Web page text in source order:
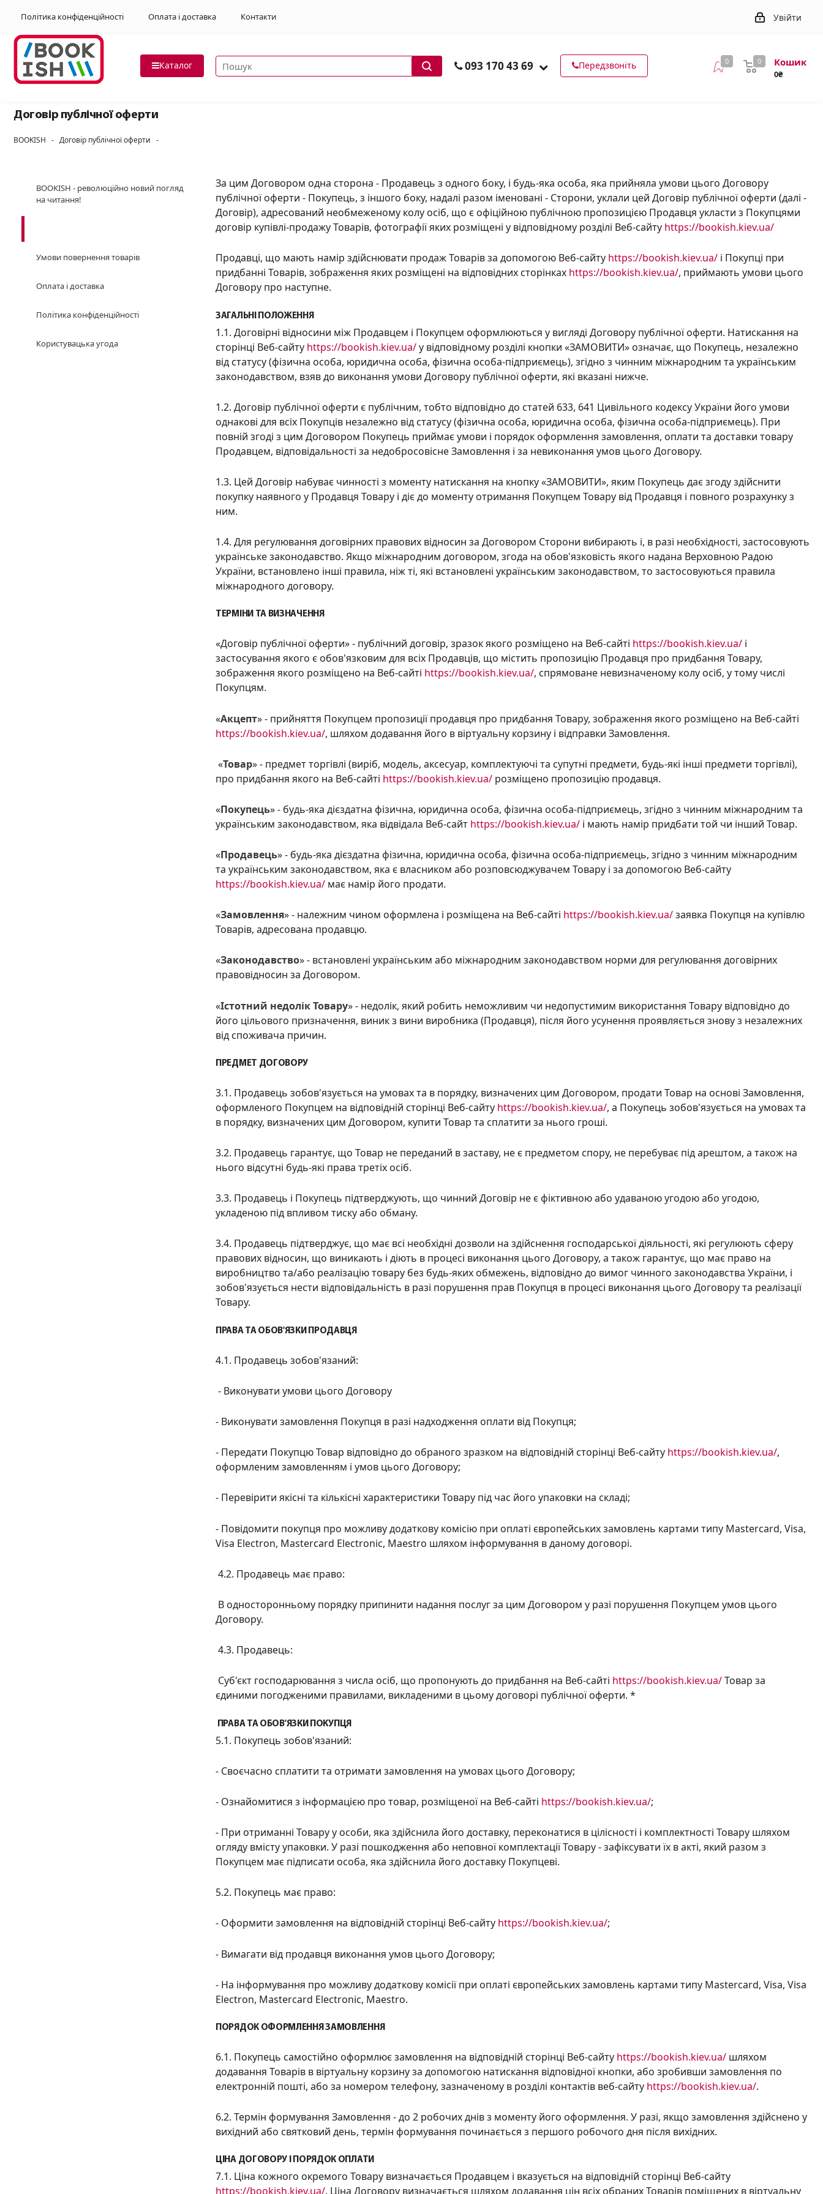
Політика конфіденційності Оплата і доставка Контакти Увійти
Каталог Пошук товарів 093 170 43 69 Передзвоніть 0 Кошик
0₴
0
Договір публічної оферти
BOOKISH - Договір публічної оферти -
За цим Договором одна сторона - Продавець з одного боку, і будь-яка особа, яка прийняла умови цього Договору
публічної оферти - Покупець, з іншого боку, надалі разом іменовані - Сторони, уклали цей Договір публічної оферти (далі -
Договір), адресований необмеженому колу осіб, що є офіційною публічною пропозицією Продавця укласти з Покупцями
договір купівлі-продажу Товарів, фотографії яких розміщені у відповідному розділі Веб-сайту https://bookish.kiev.ua/
Продавці, що мають намір здійснювати продаж Товарів за допомогою Веб-сайту https://bookish.kiev.ua/ і Покупці при
придбанні Товарів, зображення яких розміщені на відповідних сторінках https://bookish.kiev.ua/, приймають умови цього
Договору про наступне.
ЗАГАЛЬНІ ПОЛОЖЕННЯ
1.1. Договірні відносини між Продавцем і Покупцем оформлюються у вигляді Договору публічної оферти. Натискання на
сторінці Веб-сайту https://bookish.kiev.ua/у відповідному розділі кнопки «ЗАМОВИТИ» означає, що Покупець, незалежно
від статусу (фізична особа, юридична особа, фізична особа-підприємець), згідно з чинним міжнародним та українським
законодавством, взяв до виконання умови Договору публічної оферти, які вказані нижче.
1.2. Договір публічної оферти є публічним, тобто відповідно до статей 633, 641 Цивільного кодексу України його умови
однакові для всіх Покупців незалежно від статусу (фізична особа, юридична особа, фізична особа-підприємець). При
повній згоді з цим Договором Покупець приймає умови і порядок оформлення замовлення, оплати та доставки товару
Продавцем, відповідальності за недобросовіснеЗамовлення і за невиконання умов цього Договору.
1.3. Цей Договір набуває чинності з моменту натискання на кнопку «ЗАМОВИТИ», яким Покупець дає згоду здійснити
покупку наявного у Продавця Товару і діє до моменту отримання Покупцем Товару від Продавця і повного розрахунку з
ним.
1.4. Для регулювання договірних правових відносин за Договором Сторони вибирають і, в разі необхідності, застосовують
українське законодавство. Якщо міжнародним договором, згода на обов'язковість якого надана Верховною Радою
України, встановлено інші правила, ніж ті, які встановлені українським законодавством, то застосовуються правила
міжнародного договору.
ТЕРМІНИ ТА ВИЗНАЧЕННЯ
«Договір публічної оферти» - публічний договір, зразок якого розміщено на Веб-сайті https://bookish.kiev.ua/ і
застосування якого є обов'язковим для всіх Продавців, що містить пропозицію Продавця про придбання Товару,
зображення якого розміщено на Веб-сайті https://bookish.kiev.ua/, спрямоване невизначеному колу осіб, у тому числі
Покупцям.
«Акцепт» - прийняття Покупцем пропозиції продавця про придбання Товару, зображення якого розміщено на Веб-сайті
https://bookish.kiev.ua/, шляхом додавання його в віртуальну корзину і відправки Замовлення.
«Товар» - предмет торгівлі (виріб, модель, аксесуар, комплектуючі та супутні предмети, будь-які інші предмети торгівлі),
про придбання якого на Веб-сайті https://bookish.kiev.ua/ розміщено пропозицію продавця.
«Покупець» - будь-яка дієздатна фізична, юридична особа, фізична особа-підприємець, згідно з чинним міжнародним та
українським законодавством, яка відвідала Веб-сайт https://bookish.kiev.ua/ і мають намір придбати той чи інший Товар.
«Продавець» - будь-яка дієздатна фізична, юридична особа, фізична особа-підприємець, згідно з чинним міжнародним
та українським законодавством, яка є власником або розповсюджувачем Товару і за допомогою Веб-сайту
https://bookish.kiev.ua/ має намір його продати.
«Замовлення» - належним чином оформлена і розміщена на Веб-сайті https://bookish.kiev.ua/заявка Покупця на купівлю
Товарів, адресована продавцю.
«Законодавство» - встановлені українським або міжнародним законодавством норми для регулювання договірних
правовідносин за Договором.
«Істотний недолік Товару» - недолік, який робить неможливим чи недопустимим використання Товару відповідно до
його цільового призначення, виник з вини виробника (Продавця), після його усунення проявляється знову з незалежних
від споживача причин.
ПРЕДМЕТ ДОГОВОРУ
3.1. Продавець зобов'язується на умовах та в порядку, визначених цим Договором, продати Товар на основі Замовлення,
оформленого Покупцем на відповідній сторінці Веб-сайту https://bookish.kiev.ua/, а Покупець зобов'язується на умовах та
в порядку, визначених цим Договором, купити Товар та сплатити за нього гроші.
3.2. Продавець гарантує, що Товар не переданий в заставу, не є предметом спору, не перебуває під арештом, а також на
нього відсутні будь-які права третіх осіб.
3.3. Продавець і Покупець підтверджують, що чинний Договір не є фіктивною або удаваною угодою або угодою,
укладеною під впливом тиску або обману.
3.4. Продавець підтверджує, що має всі необхідні дозволи на здійснення господарської діяльності, які регулюють сферу
правових відносин, що виникають і діють в процесі виконання цього Договору, а також гарантує, що має право на
виробництво та/або реалізацію товару без будь-яких обмежень, відповідно до вимог чинного законодавства України, і
зобов'язується нести відповідальність в разі порушення прав Покупця в процесі виконання цього Договору та реалізації
Товару.
ПРАВА ТА ОБОВ'ЯЗКИ ПРОДАВЦЯ
4.1. Продавець зобов'язаний:
- Виконувати умови цього Договору
- Виконувати замовлення Покупця в разі надходження оплати від Покупця;
- Передати Покупцю Товар відповідно до обраного зразком на відповідній сторінці Веб-сайту https://bookish.kiev.ua/,
оформленим замовленням і умов цього Договору;
- Перевірити якісні та кількісні характеристики Товару під час його упаковки на складі;
- Повідомити покупця про можливу додаткову комісію при оплаті європейських замовлень картами типу Mastercard, Visa,
Visa Electron, Mastercard Electronic, Maestro шляхом інформування в даному договорі.
4.2. Продавець має право:
В односторонньому порядку припинити надання послуг за цим Договором у разі порушення Покупцем умов цього
Договору.
4.3. Продавець:
Суб'єкт господарювання з числа осіб, що пропонують до придбання на Веб-сайті https://bookish.kiev.ua/Товар за
єдиними погодженими правилами, викладеними в цьому договорі публічної оферти. *
ПРАВА ТА ОБОВ'ЯЗКИ ПОКУПЦЯ
5.1. Покупець зобов'язаний:
- Своєчасно сплатити та отримати замовлення на умовах цього Договору;
- Ознайомитися з інформацією про товар, розміщеної на Веб-сайті https://bookish.kiev.ua/;
- При отриманні Товару у особи, яка здійснила його доставку, переконатися в цілісності і комплектності Товару шляхом
огляду вмісту упаковки. У разі пошкодження або неповної комплектації Товару - зафіксувати їх в акті, який разом з
Покупцем має підписати особа, яка здійснила його доставку Покупцеві.
5.2. Покупець має право:
- Оформити замовлення на відповідній сторінці Веб-сайту https://bookish.kiev.ua/;
- Вимагати від продавця виконання умов цього Договору;
- На інформування про можливу додаткову комісії при оплаті європейських замовлень картами типу Mastercard, Visa, Visa
Electron, Mastercard Electronic, Maestro.
ПОРЯДОК ОФОРМЛЕННЯ ЗАМОВЛЕННЯ
6.1. Покупець самостійно оформлюєзамовлення на відповідній сторінці Веб-сайту https://bookish.kiev.ua/ шляхом
додавання Товарів в віртуальну корзину за допомогою натискання відповідноїкнопки, або зробивши замовлення по
електронній пошті, або за номером телефону, зазначеному в розділі контактів веб-сайту https://bookish.kiev.ua/.
6.2. Термін формування Замовлення -до 2 робочих днів з моменту його оформлення. У разі, якщо замовлення здійснено у
вихідний або святковий день, термін формування починається з першого робочого дня після вихідних.
ЦІНА ДОГОВОРУ І ПОРЯДОК ОПЛАТИ
7.1. Ціна кожного окремого Товару визначається Продавцем і вказується на відповідній сторінці Веб-сайту
https://bookish.kiev.ua/. Ціна Договору визначається шляхом додавання цін всіх обраних Товарів поміщених в віртуальну
BOOKISH - революційно новий погляд
на читання!
Умови повернення товарів
Оплата і доставка
Політика конфіденційності
Користувацька угода